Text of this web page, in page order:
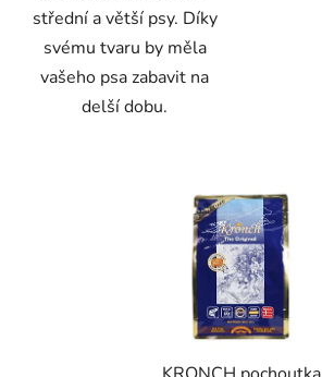
střední a větší psy. Díky
svému tvaru by měla
vašeho psa zabavit na
delší dobu.